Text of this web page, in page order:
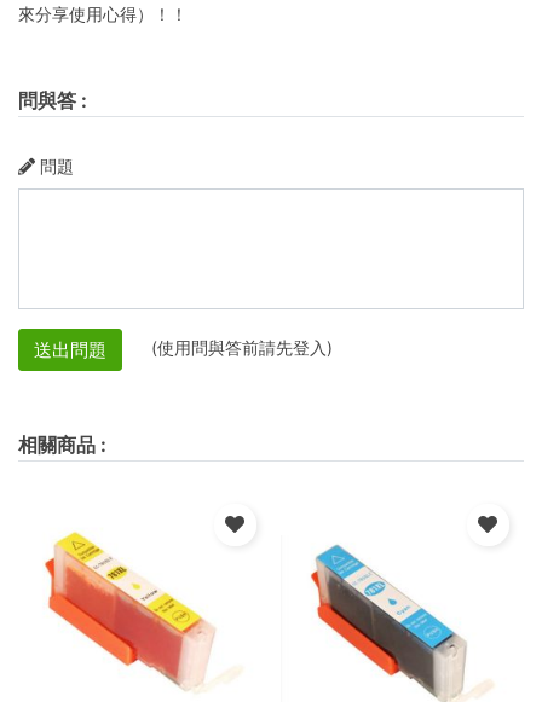
來分享使用心得）！！
問與答 :
問題
送出問題 (使用問與答前請先登入)
相關商品 :